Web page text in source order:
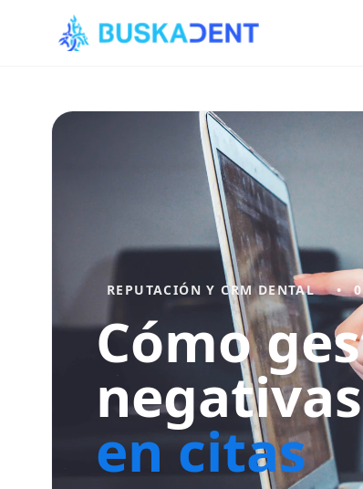
REPUTACIÓN Y CRM DENTAL •
Cómo
en citas